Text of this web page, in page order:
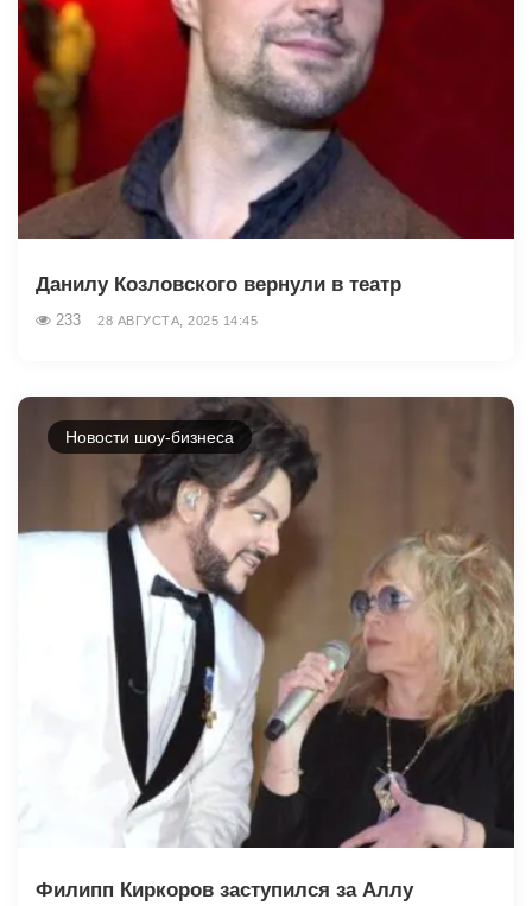
Данилу Козловского вернули в театр
233 28 АВГУСТА, 2025 14:45
Новости шоу-бизнеса
Филипп Киркоров заступился за Аллу